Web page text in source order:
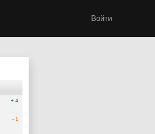
Войти
+ 4
- 1